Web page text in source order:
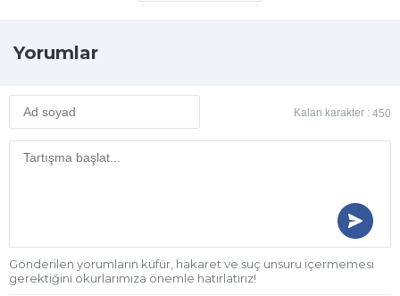
Yorumlar
Kalan karakter : 450
Gönderilen yorumların küfür, hakaret ve suç unsuru içermemesi
gerektiğini okurlarımıza önemle hatırlatırız!